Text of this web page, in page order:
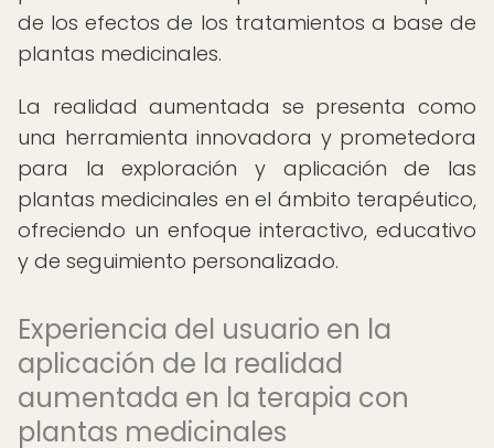
de los efectos de los tratamientos a base de
plantas medicinales.
La realidad aumentada se presenta como
una herramienta innovadora y prometedora
para la exploración y aplicación de las
plantas medicinales en el ámbito terapéutico,
ofreciendo un enfoque interactivo, educativo
y de seguimiento personalizado.
Experiencia del usuario en la
aplicación de la realidad
aumentada en la terapia con
plantas medicinales